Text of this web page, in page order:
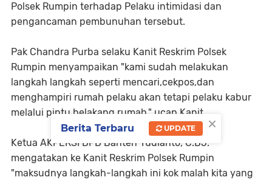
Polsek Rumpin terhadap Pelaku intimidasi dan
pengancaman pembunuhan tersebut.
Pak Chandra Purba selaku Kanit Reskrim Polsek
Rumpin menyampaikan "kami sudah melakukan
langkah langkah seperti mencari,cekpos,dan
menghampiri rumah pelaku akan tetapi pelaku kabur
melalui pintu belakang rumah," ucap Kanit.
Ketua AKPERSI DPD Banten Yudianto, C.BJ.
mengatakan ke Kanit Reskrim Polsek Rumpin
"maksudnya langkah-langkah ini kok malah kita yang
×
Berita Terbaru UPDATE